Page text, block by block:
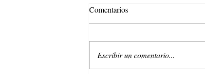
Comentarios
Escribir un comentario...